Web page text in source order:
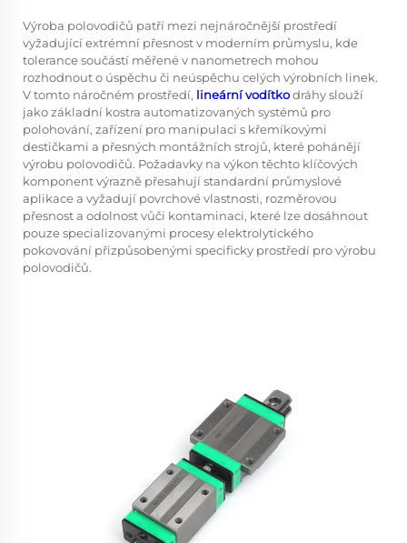
Výroba polovodičů patří mezi nejnáročnější prostředí
vyžadující extrémní přesnost v moderním průmyslu, kde
tolerance součástí měřené v nanometrech mohou
rozhodnout o úspěchu či neúspěchu celých výrobních linek.
V tomto náročném prostředí, lineární vodítkodráhy slouží
jako základní kostra automatizovaných systémů pro
polohování, zařízení pro manipulaci s křemíkovými
destičkami a přesných montážních strojů, které pohánějí
výrobu polovodičů. Požadavky na výkon těchto klíčových
komponent výrazně přesahují standardní průmyslové
aplikace a vyžadují povrchové vlastnosti, rozměrovou
přesnost a odolnost vůči kontaminaci, které lze dosáhnout
pouze specializovanými procesy elektrolytického
pokovování přizpůsobenými specificky prostředí pro výrobu
polovodičů.